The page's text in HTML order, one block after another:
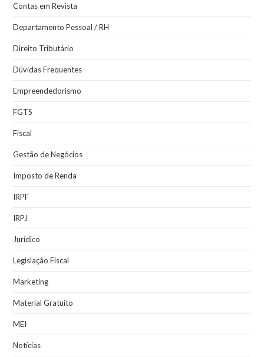
Contas em Revista
Departamento Pessoal / RH
Direito Tributário
Dúvidas Frequentes
Empreendedorismo
FGTS
Fiscal
Gestão de Negócios
Imposto de Renda
IRPF
IRPJ
Jurídico
Legislação Fiscal
Marketing
Material Gratuito
MEI
Notícias